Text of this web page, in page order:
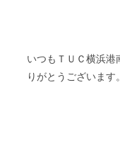
いつもＴＵＣ横浜港
りがとうございます。